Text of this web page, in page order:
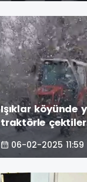
Işıklar köyünde
traktörle çektiler
06-02-2025 11:59